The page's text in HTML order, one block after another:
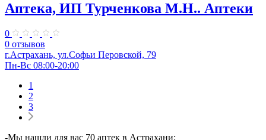
Аптека, ИП Турченкова М.Н.. Аптеки
0
0 отзывов
г.Астрахань, ул.Софьи Перовской, 79
Пн-Вс 08:00-20:00
1
2
3
-Мы нашли для вас 70 аптек в Астрахани;